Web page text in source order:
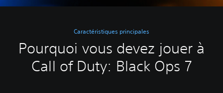
Caractéristiques principales
Pourquoi vous devez jouer à
Call of Duty: Black Ops 7